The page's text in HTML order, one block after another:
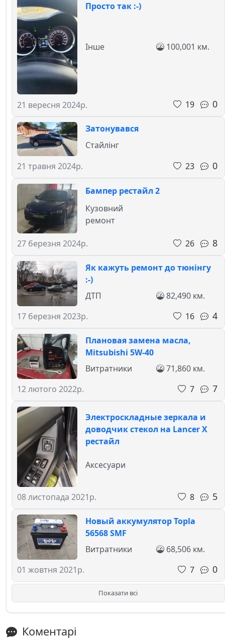
Просто так :-)
21 вересня 2024р.
Інше 100,001 км.
19 0
Затонувався
21 травня 2024р.
Стайлінг
23
0
Бампер рестайл 2
27 березня 2024р.
Кузовний
ремонт
26 8
Як кажуть ремонт до тюнінгу
:-)
17 березня 2023р.
ДТП
82,490 км.
16
4
Плановая замена масла,
Mitsubishi 5W-40
12 лютого 2022р.
Витратники
71,860 км.
7
7
Электроскладные зеркала и
доводчик стекол на Lancer X
рестайл
08 листопада 2021р.
Аксесуари
8 5
Новый аккумулятор Topla
56568 SMF
01 жовтня 2021р.
Витратники
68,506 км.
7
0
Показати всі
Коментарі